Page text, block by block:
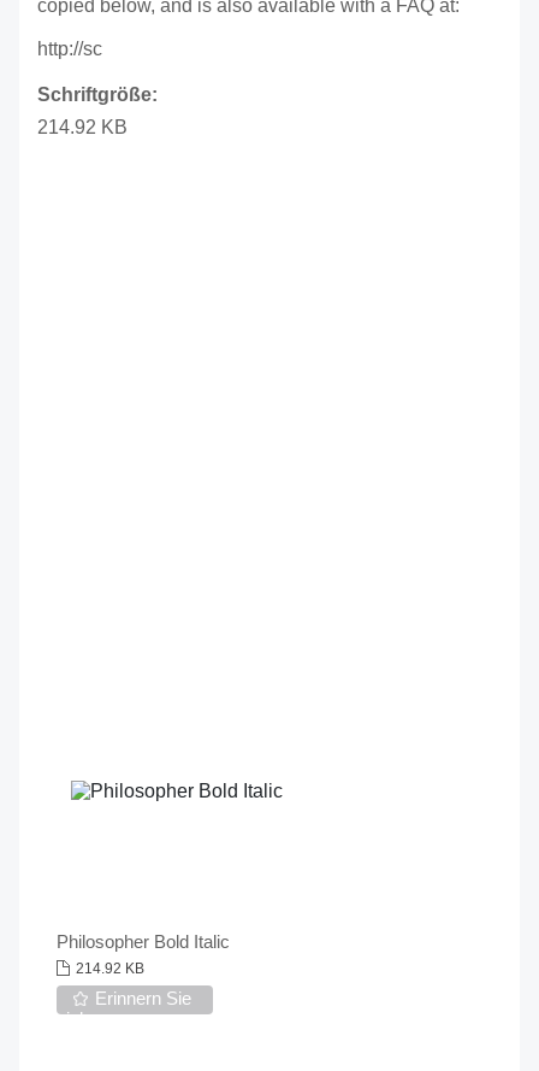
copied below, and is also available with a FAQ at:
http://sc
Schriftgröße:
214.92 KB
Philosopher Bold Italic
214.92 KB
Erinnern Sie
sich an